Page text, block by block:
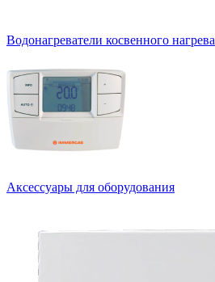
Водонагреватели косвенного нагрева
Аксессуары для оборудования